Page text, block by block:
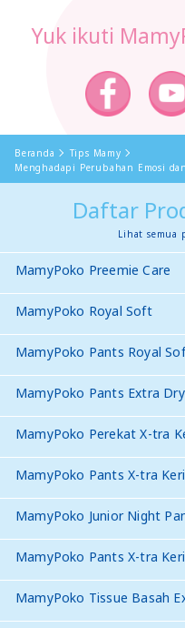
Yuk ikuti
Beranda
Tips Mamy
Menghadapi Perubahan Emosi
Daftar
Lihat semua
MamyPoko Preemie Care
MamyPoko Royal Soft
MamyPoko Pants Royal
MamyPoko Pants Extra Dry
MamyPoko Perekat X-tra
MamyPoko Pants X-tra
MamyPoko Junior Night
MamyPoko Pants X-tra
MamyPoko Tissue Basah